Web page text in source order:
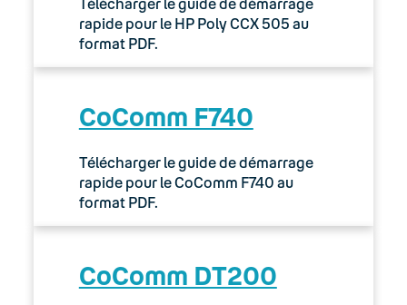
rapide pour le HP Poly CCX 505 au
format PDF.
CoComm F740
Télécharger le guide de démarrage
rapide pour le CoComm F740 au
format PDF.
CoComm DT200